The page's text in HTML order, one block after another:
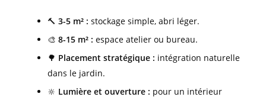
🔨 3-5 m² : stockage simple, abri léger.
🎨 8-15 m² : espace atelier ou bureau.
🌳 Placement stratégique : intégration naturelle
dans le jardin.
🔆 Lumière et ouverture : pour un intérieur